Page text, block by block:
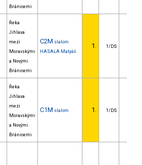
Bránicemi
Řeka
Jihlava
mezi
Moravskými
a Novými
Bránicemi
C2M slalom
HASALA Matyáš
1. 1/DS
Řeka
Jihlava
mezi
Moravskými
a Novými
Bránicemi
C1M slalom 1. 1/DS